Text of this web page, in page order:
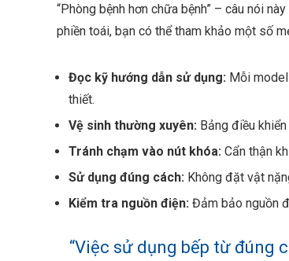
“Phòng bệnh hơn chữa bệnh” – câu nói
phiền toái, bạn có thể tham khảo một số
Đọc kỹ hướng dẫn sử dụng: Mỗi
thiết.
Vệ sinh thường xuyên: Bảng điều
Tránh chạm vào nút khóa: Cẩn thận
Sử dụng đúng cách: Không đặt vật
Kiểm tra nguồn điện: Đảm bảo nguồn
“Việc sử dụng bếp từ đúng